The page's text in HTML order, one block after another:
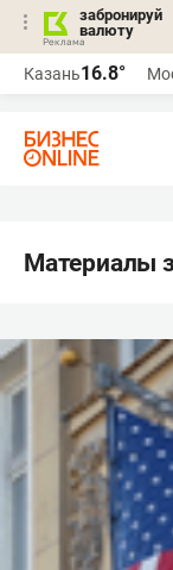
забронируй
валюту
Казань16.8°
Материалы